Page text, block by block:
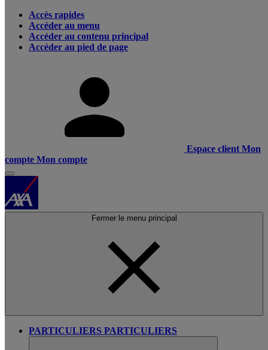
Accès rapides
Accéder au menu
Accéder au contenu principal
Accéder au pied de page
Espace client Mon
compte Mon compte
Fermer le menu principal
PARTICULIERS PARTICULIERS